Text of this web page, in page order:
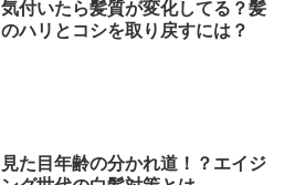
気付いたら髪質が変化してる？髪
のハリとコシを取り戻すには？
見た目年齢の分かれ道！？エイジ